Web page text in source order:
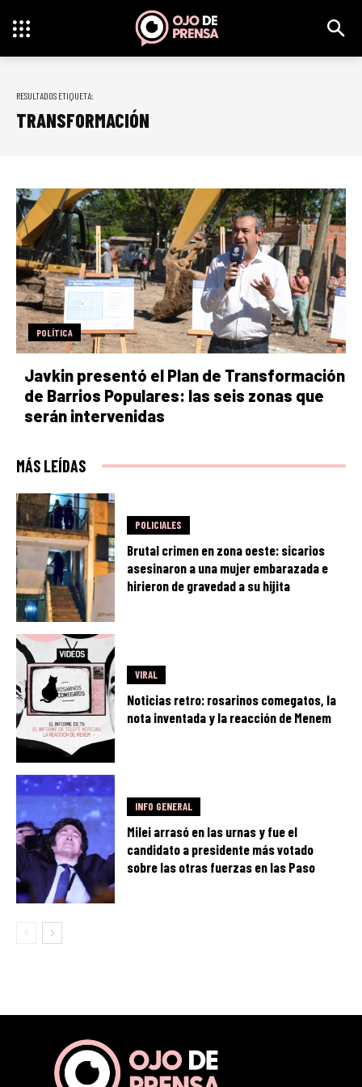
RESULTADOS ETIQUETA:
TRANSFORMACIÓN
POLÍTICA
Javkin presentó el Plan de Transformación
de Barrios Populares: las seis zonas que
serán intervenidas
MÁS LEÍDAS
POLICIALES
Brutal crimen en zona oeste: sicarios
asesinaron a una mujer embarazada e
hirieron de gravedad a su hijita
VIRAL
Noticias retro: rosarinos comegatos, la
nota inventada y la reacción de Menem
INFO GENERAL
Milei arrasó en las urnas y fue el
candidato a presidente más votado
sobre las otras fuerzas en las Paso